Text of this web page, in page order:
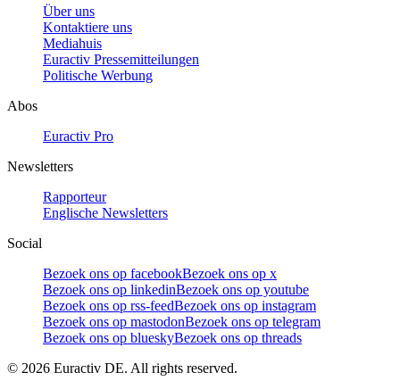
Über uns
Kontaktiere uns
Mediahuis
Euractiv Pressemitteilungen
Politische Werbung
Abos
Euractiv Pro
Newsletters
Rapporteur
Englische Newsletters
Social
Bezoek ons op facebookBezoek ons op x
Bezoek ons op linkedinBezoek ons op youtube
Bezoek ons op rss-feedBezoek ons op instagram
Bezoek ons op mastodonBezoek ons op telegram
Bezoek ons op blueskyBezoek ons op threads
© 2026 Euractiv DE. All rights reserved.